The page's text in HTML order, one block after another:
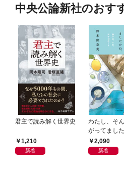
中央公論新社のおす
君主で読み解く世界史
1,210
新着
わたし、そ
がってまし
獅子座、Ａ
めぐる
2,090
新着